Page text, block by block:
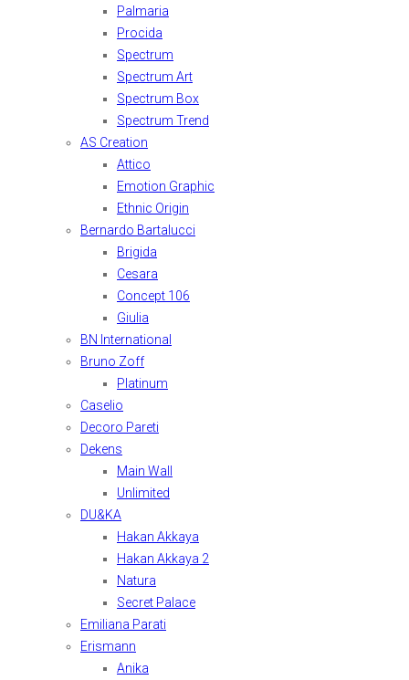
Palmaria
Procida
Spectrum
Spectrum Art
Spectrum Box
Spectrum Trend
AS Creation
Attico
Emotion Graphic
Ethnic Origin
Bernardo Bartalucci
Brigida
Cesara
Concept 106
Giulia
BN International
Bruno Zoff
Platinum
Caselio
Decoro Pareti
Dekens
Main Wall
Unlimited
DU&KA
Hakan Akkaya
Hakan Akkaya 2
Natura
Secret Palace
Emiliana Parati
Erismann
Anika